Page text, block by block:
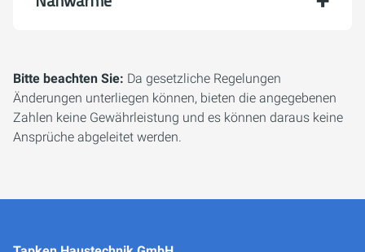
Bitte beachten Sie: Da gesetzliche Regelungen
Änderungen unterliegen können, bieten die angegebenen
Zahlen keine Gewährleistung und es können daraus keine
Ansprüche abgeleitet werden.